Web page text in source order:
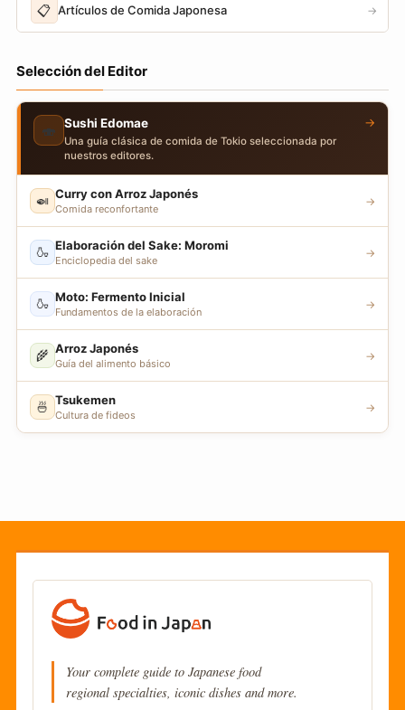
📋 Artículos de Comida Japonesa →
Selección del Editor
🍣 Sushi Edomae
Una guía clásica de comida de Tokio seleccionada por
nuestros editores.
→
🍛 Curry con Arroz Japonés
Comida reconfortante
→
🍶 Elaboración del Sake: Moromi
Enciclopedia del sake
→
🍶 Moto: Fermento Inicial
Fundamentos de la elaboración
→
🌾 Arroz Japonés
Guía del alimento básico
→
🍜 Tsukemen
Cultura de fideos
→
Your complete guide to Japanese food
regional specialties, iconic dishes and more.